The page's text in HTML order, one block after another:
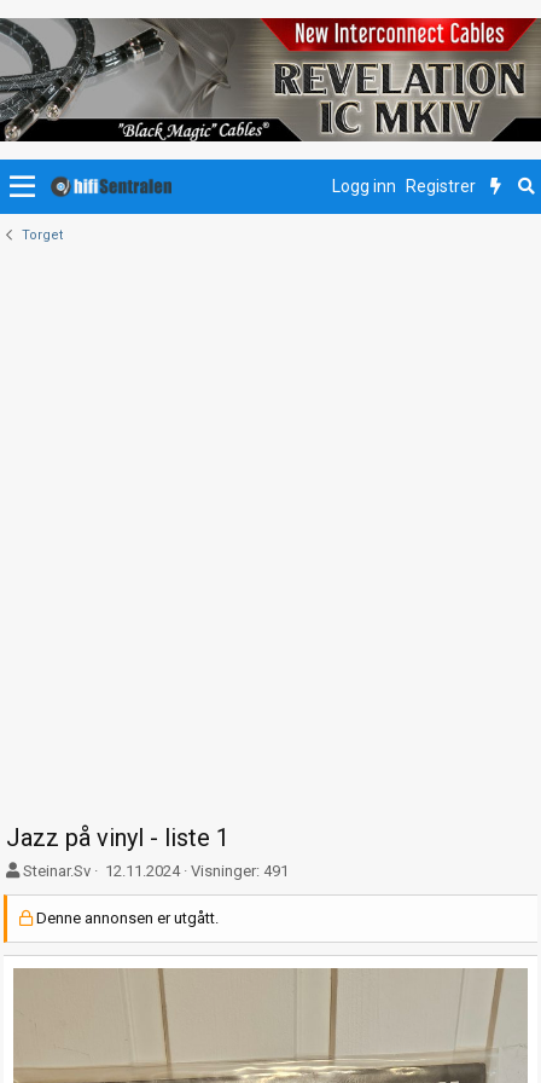
Logg inn Registrer
Torget
Jazz på vinyl - liste 1
F
o
r
a
Steinar.Sv
O
p
p
r
t
12.11.2024 Visninger: 491
Denne annonsen er utgått.